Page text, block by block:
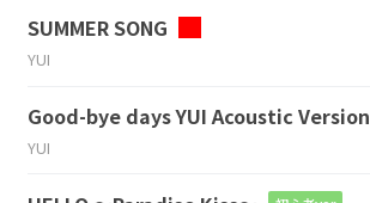
SUMMER SONG
YUI
Good-bye days YUI Acoustic Version
YUI